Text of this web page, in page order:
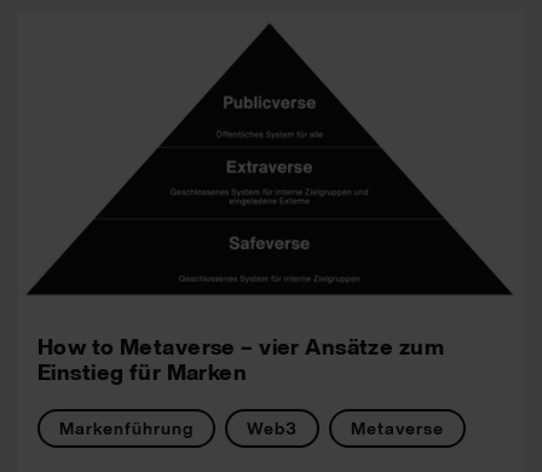
How to Metaverse – vier Ansätze zum
Einstieg für Marken
Markenführung Web3 Metaverse